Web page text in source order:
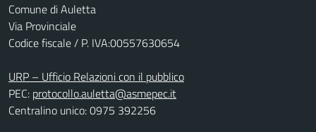
Comune di Auletta
Via Provinciale
Codice fiscale / P. IVA:00557630654
URP – Ufficio Relazioni con il pubblico
PEC: protocollo.auletta@asmepec.it
Centralino unico: 0975 392256